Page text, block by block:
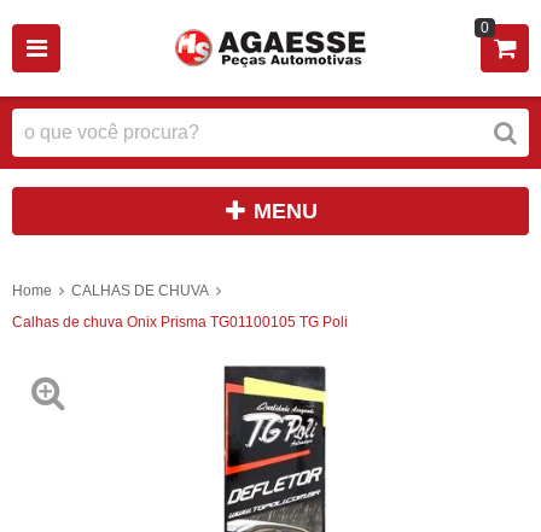
0
MENU
Home
CALHAS DE CHUVA
Calhas de chuva Onix Prisma TG01100105 TG Poli